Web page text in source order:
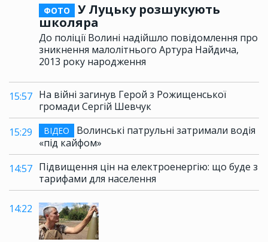
ФОТО
У Луцьку розшукують
школяра
До поліції Волині надійшло повідомлення про
зникнення малолітнього Артура Найдича,
2013 року народження
15:57 На війні загинув Герой з Рожищенської
громади Сергій Шевчук
15:29
ВІДЕО
Волинські патрульні затримали водія
«під кайфом»
14:57 Підвищення цін на електроенергію: що буде з
тарифами для населення
14:22